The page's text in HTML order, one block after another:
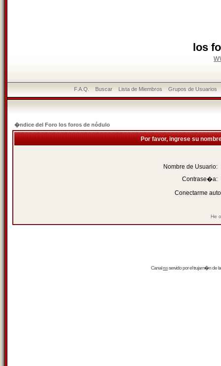
los
F.A.Q. Buscar Lista de Miembros Grupos de Usuarios
�ndice del Foro los foros de nódulo
Por favor, ingrese su
Nombre de Usuario:
Contrase�a:
Conectarme
He
Canalrssservido por eltrujam�nde